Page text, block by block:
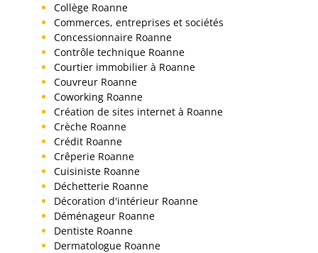
Collège Roanne
Commerces, entreprises et sociétés
Concessionnaire Roanne
Contrôle technique Roanne
Courtier immobilier à Roanne
Couvreur Roanne
Coworking Roanne
Création de sites internet à Roanne
Crèche Roanne
Crédit Roanne
Crêperie Roanne
Cuisiniste Roanne
Déchetterie Roanne
Décoration d'intérieur Roanne
Déménageur Roanne
Dentiste Roanne
Dermatologue Roanne